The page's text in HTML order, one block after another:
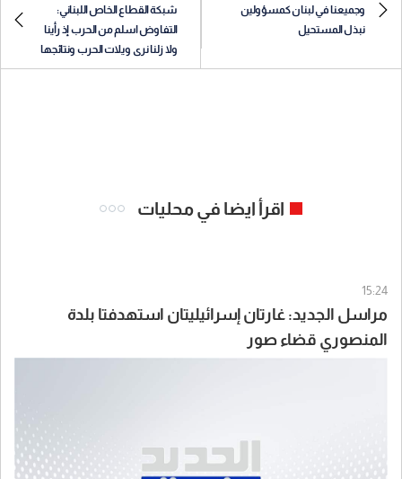
وجميعنا في لبنان كمسؤولين
نبذل المستحيل
شبكة القطاع الخاص اللبناني:
التفاوض اسلم من الحرب إذ رأينا
ولا زلنا نرى ويلات الحرب ونتائجها
اقرأ ايضا في محليات
15:24
مراسل الجديد: غارتان إسرائيليتان استهدفتا بلدة
المنصوري قضاء صور